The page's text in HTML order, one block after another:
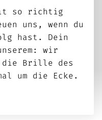
so richtig
uns, wenn du
hast. Dein
wir
die Brille des
um die Ecke.